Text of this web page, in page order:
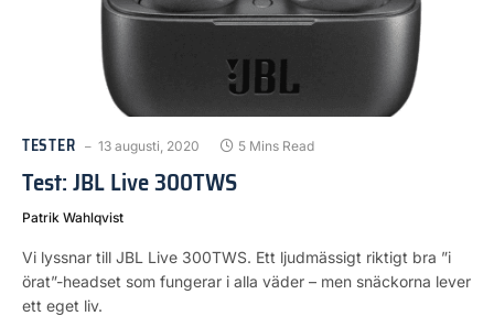
TESTER 13 augusti, 2020 5 Mins Read
Test: JBL Live 300TWS
Patrik Wahlqvist
Vi lyssnar till JBL Live 300TWS. Ett ljudmässigt riktigt bra ”i
örat”-headset som fungerar i alla väder – men snäckorna lever
ett eget liv.